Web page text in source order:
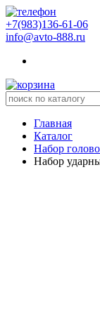
+7(983)136-61-06
info@avto-888.ru
Главная
Каталог
Набор
Набор